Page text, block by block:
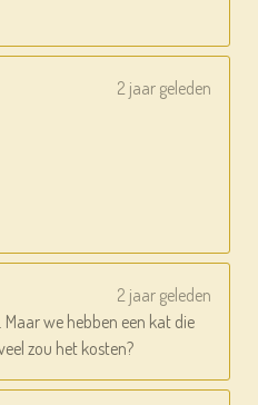
2 jaar geleden
2 jaar geleden
we hebben een kat die
zou het kosten?